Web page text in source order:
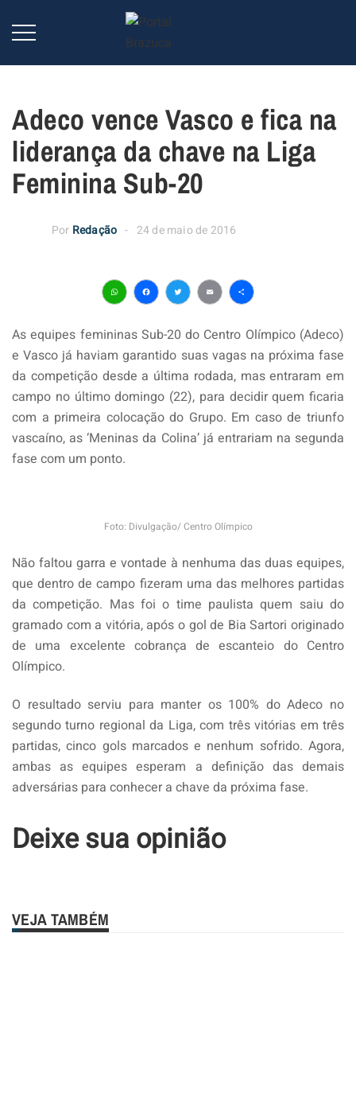
Adeco vence Vasco e fica na
liderança da chave na Liga
Feminina Sub-20
Por Redação 24 de maio de 2016
WhatsApp
Facebook
Twitter
EmailShare
As equipes femininas Sub-20 do Centro Olímpico (Adeco)
e Vasco já haviam garantido suas vagas na próxima fase
da competição desde a última rodada, mas entraram em
campo no último domingo (22), para decidir quem ficaria
com a primeira colocação do Grupo. Em caso de triunfo
vascaíno, as ‘Meninas da Colina’ já entrariam na segunda
fase com um ponto.
Foto: Divulgação/ Centro Olímpico
Não faltou garra e vontade à nenhuma das duas equipes,
que dentro de campo fizeram uma das melhores partidas
da competição. Mas foi o time paulista quem saiu do
gramado com a vitória, após o gol de Bia Sartori originado
de uma excelente cobrança de escanteio do Centro
Olímpico.
O resultado serviu para manter os 100% do Adeco no
segundo turno regional da Liga, com três vitórias em três
partidas, cinco gols marcados e nenhum sofrido. Agora,
ambas as equipes esperam a definição das demais
adversárias para conhecer a chave da próxima fase.
Deixe sua opinião
VEJA TAMBÉM